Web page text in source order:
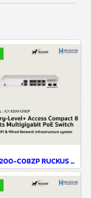
ICX 8200-C08ZP RUCKUS Entry-Level+ Access Compact 8 Ports Multigigabit PoE Network Switch For WiFi & Wired Network infrastructure system